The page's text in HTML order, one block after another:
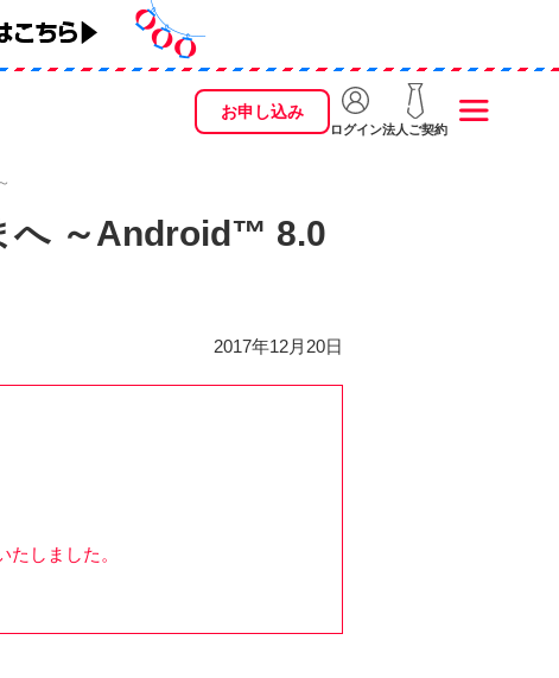
お申し込み
ログイン法人ご契約
へ ～Android™ 8.0
2017年12月20日
しました。